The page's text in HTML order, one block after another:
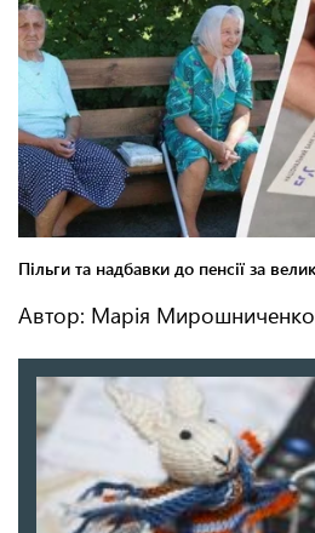
Автор: Марія Мирошниченко